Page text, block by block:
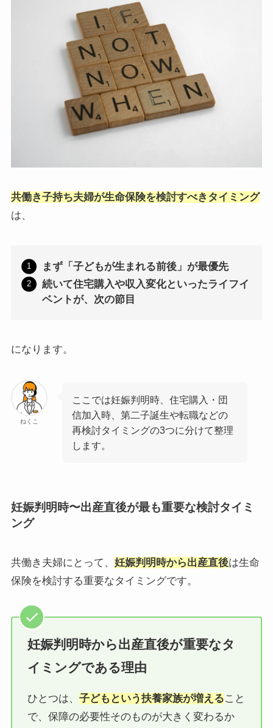
共働き子持ち夫婦が生命保険を検討すべきタイミング
は、
まず「子どもが生まれる前後」が最優先
続いて住宅購入や収入変化といったライフイ
ベントが、次の節目
になります。
ねくこ
ここでは妊娠判明時、住宅購入・団
信加入時、第二子誕生や転職などの
再検討タイミングの3つに分けて整理
します。
妊娠判明時〜出産直後が最も重要な検討タイミ
ング
共働き夫婦にとって、 妊娠判明時から出産直後は生命
保険を検討する重要なタイミングです。
妊娠判明時から出産直後が重要なタ
イミングである理由
ひとつは、子どもという扶養家族が増えること
で、保障の必要性そのものが大きく変わるか